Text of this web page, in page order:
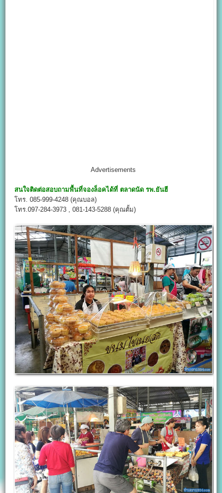
Advertisements
สนใจติดต่อสอบถามพื้นที่จองล็อคได้ที่ ตลาดนัด รพ.ยันฮี
โทร. 085-999-4248 (คุณบอล)
โทร.097-284-3973 , 081-143-5288 (คุณตั้ม)